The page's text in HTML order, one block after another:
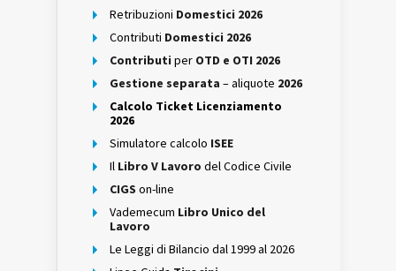
Retribuzioni Domestici 2026
Contributi Domestici 2026
Contributi per OTD e OTI 2026
Gestione separata – aliquote 2026
Calcolo Ticket Licenziamento
2026
Simulatore calcolo ISEE
Il Libro V Lavoro del Codice Civile
CIGS on-line
Vademecum Libro Unico del
Lavoro
Le Leggi di Bilancio dal 1999 al 2026